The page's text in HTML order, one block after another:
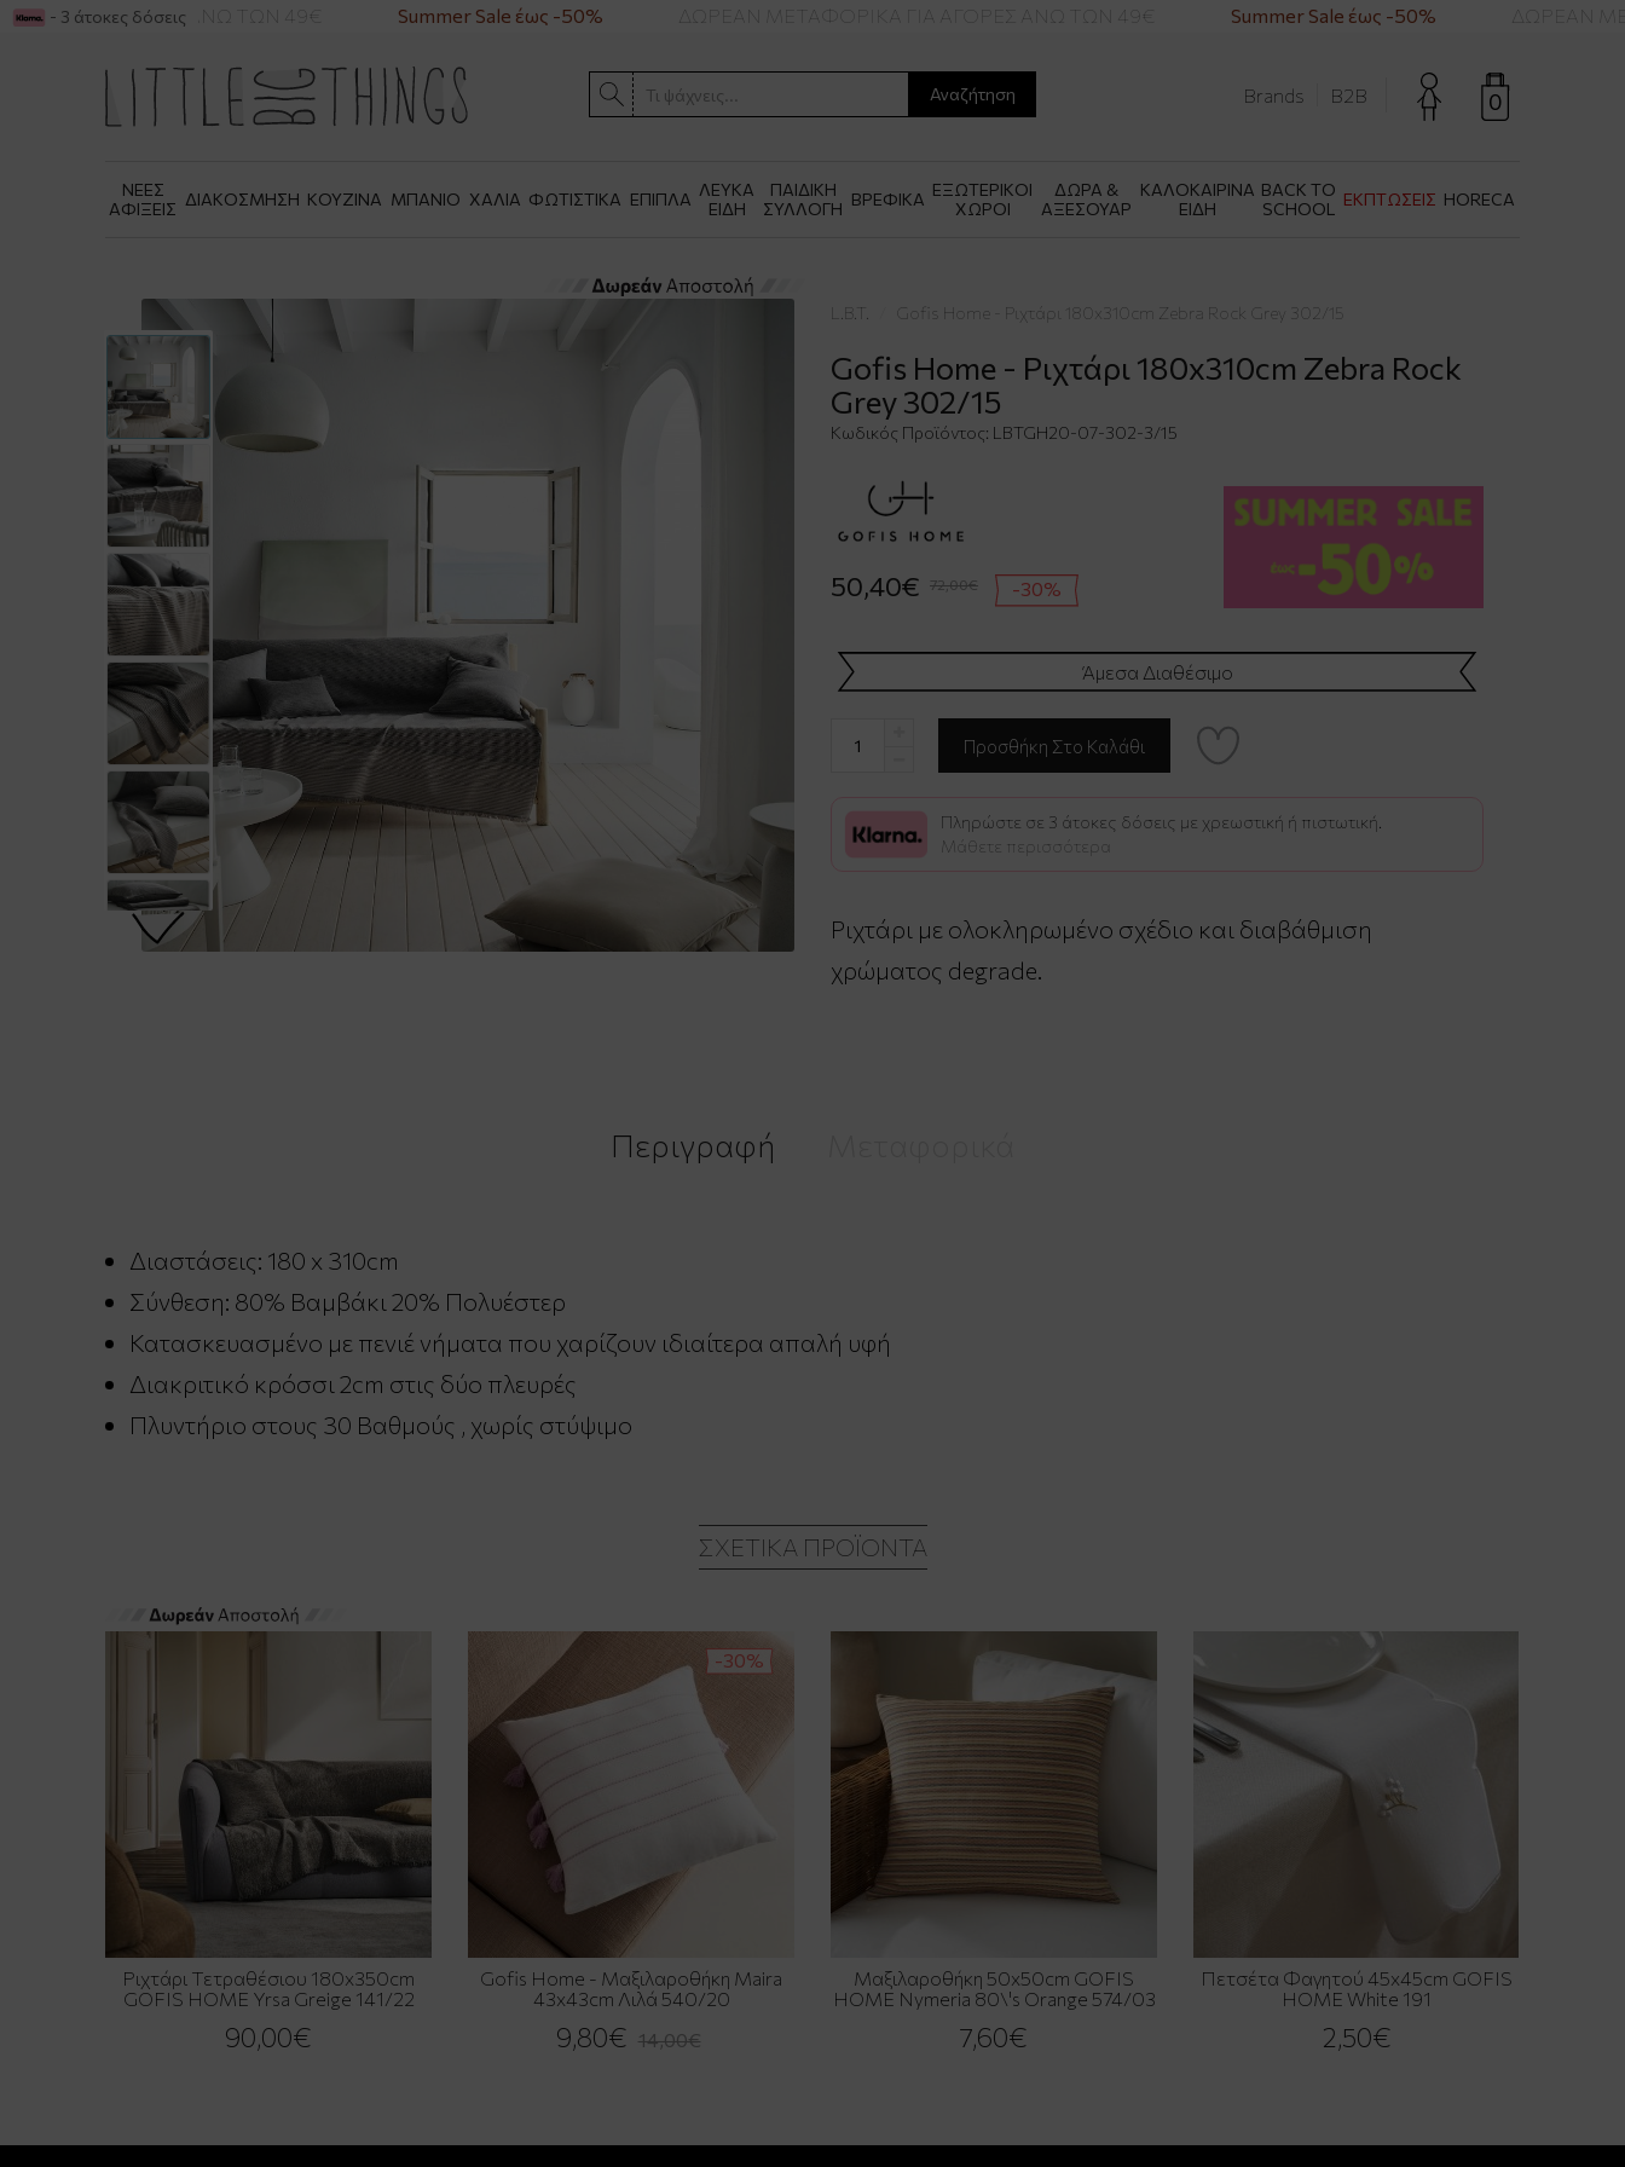
ΓΙΑ ΑΓΟΡΕΣ ΑΝΩ ΤΩΝ 49€ Summer Sale έως -50% ΔΩΡΕΑΝ ΜΕΤΑΦΟΡΙΚΑ ΓΙΑ ΑΓΟΡΕΣ ΑΝΩ ΤΩΝ 49€ Summer Sale έως -50% ΔΩΡΕΑΝ
- 3 άτοκες δόσεις
Αναζήτηση 0
Brands B2B
ΝΕΕΣ
ΑΦΙΞΕΙΣ ΔΙΑΚΟΣΜΗΣΗ ΚΟΥΖΙΝΑ ΜΠΑΝΙΟ ΧΑΛΙΑ ΦΩΤΙΣΤΙΚΑ ΕΠΙΠΛΑ ΛΕΥΚΑ
ΕΙΔΗ
ΠΑΙΔΙΚΗ
ΣΥΛΛΟΓΗ ΒΡΕΦΙΚΑ ΕΞΩΤΕΡΙΚΟΙ
ΧΩΡΟΙ
ΔΩΡΑ &
ΑΞΕΣΟΥΑΡ
ΚΑΛΟΚΑΙΡΙΝΑ
ΕΙΔΗ
BACK TO
SCHOOL
ΕΚΠΤΩΣΕΙΣ HORECA
L.B.T. Gofis Home - Ριχτάρι 180x310cm Zebra Rock Grey 302/15
Gofis Home - Ριχτάρι 180x310cm Zebra Rock
Grey 302/15
Κωδικός Προϊόντος: LBTGH20-07-302-3/15
50,40€ 72,00€ -30%
Άμεσα Διαθέσιμο
Πληρώστε σε 3 άτοκες δόσεις με χρεωστική ή πιστωτική.
Μάθετε περισσότερα
Ριχτάρι με ολοκληρωμένο σχέδιο και διαβάθμιση
χρώματος degrade.
Περιγραφή
Διαστάσεις: 180 x 310cm
Σύνθεση: 80% Βαμβάκι 20% Πολυέστερ
Κατασκευασμένο με πενιέ νήματα που χαρίζουν ιδιαίτερα απαλή υφή
Διακριτικό κρόσσι 2cm στις δύο πλευρές
Πλυντήριο στους 30 Βαθμούς , χωρίς στύψιμο
ΣΧΕΤΙΚΆ ΠΡΟΪΌΝΤΑ
Ριχτάρι Τετραθέσιου 180x350cm
GOFIS HOME Yrsa Greige 141/22
90,00€
-30%
Gofis Home - Μαξιλαροθήκη Maira
43x43cm Λιλά 540/20
9,80€ 14,00€
Μαξιλαροθήκη 50x50cm GOFIS
HOME Nymeria 80\'s Orange 574/03
7,60€
Πετσέτα Φαγητού 45x45cm GOFIS
HOME White 191
2,50€